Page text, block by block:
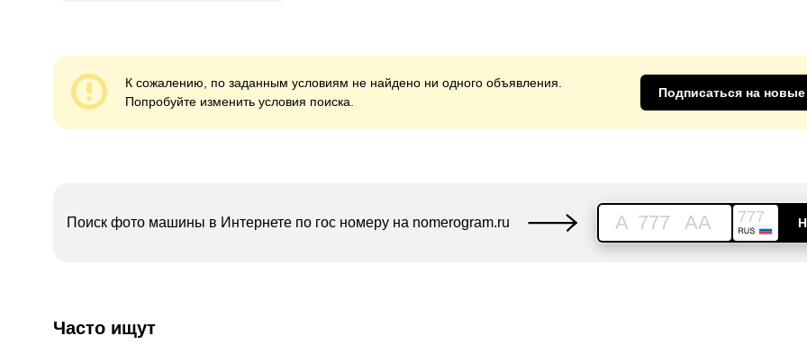
К сожалению, по заданным условиям не найдено ни одного объявления.
Попробуйте изменить условия поиска.
Подписаться на
Поиск фото машины в Интернете по гос номеру на nomerogram.ru A 777 AA 777
Часто ищут